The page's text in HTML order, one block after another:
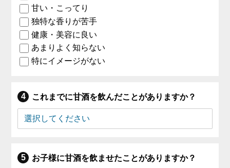
甘い・こってり
独特な香りが苦手
健康・美容に良い
あまりよく知らない
特にイメージがない
これまでに甘酒を飲んだことがありますか？
お子様に甘酒を飲ませたことがありますか？